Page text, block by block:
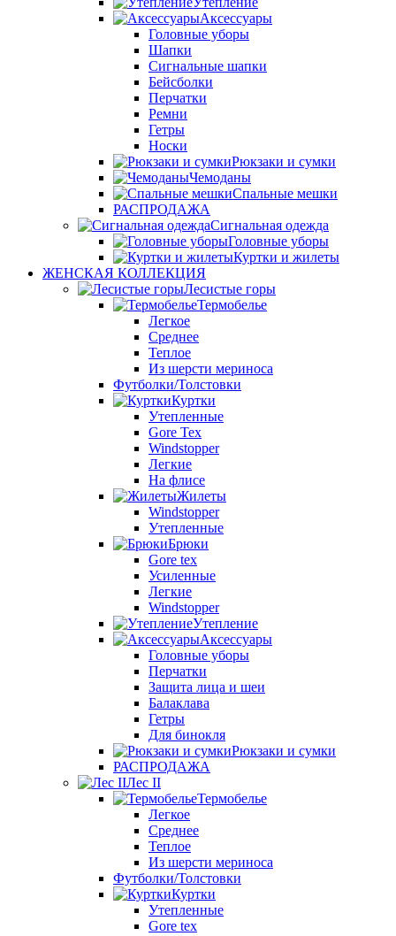
Аксессуары
Головные уборы
Шапки
Сигнальные шапки
Бейсболки
Перчатки
Ремни
Гетры
Носки
Рюкзаки и сумки
Чемоданы
Спальные мешки
РАСПРОДАЖА
Сигнальная одежда
Головные уборы
Куртки и жилеты
ЖЕНСКАЯ КОЛЛЕКЦИЯ
Лесистые горы
Термобелье
Легкое
Среднее
Теплое
Из шерсти мериноса
Футболки/Толстовки
Куртки
Утепленные
Gore Tex
Windstopper
Легкие
На флисе
Жилеты
Windstopper
Утепленные
Брюки
Gore tex
Усиленные
Легкие
Windstopper
Утепление
Аксессуары
Головные уборы
Перчатки
Защита лица и шеи
Балаклава
Гетры
Для бинокля
Рюкзаки и сумки
РАСПРОДАЖА
Лес II
Термобелье
Легкое
Среднее
Теплое
Из шерсти мериноса
Футболки/Толстовки
Куртки
Утепленные
Gore tex